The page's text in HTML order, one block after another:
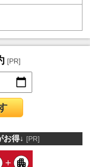
[PR]
お得↓ [PR]